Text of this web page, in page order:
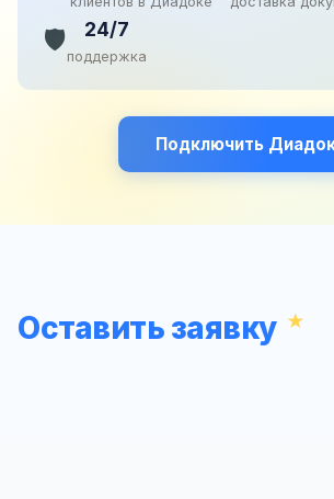
🛡️ 24/7
поддержка
Подключить
Оставить заявку